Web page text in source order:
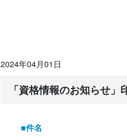
2024年04月01日
「資格情報のお知らせ
■件名